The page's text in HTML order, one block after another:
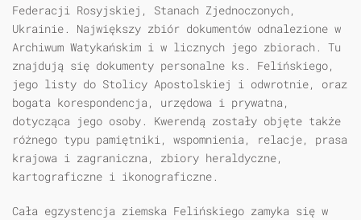
Federacji Rosyjskiej, Stanach Zjednoczonych,
Ukrainie. Największy zbiór dokumentów odnalezione w
Archiwum Watykańskim i w licznych jego zbiorach. Tu
znajdują się dokumenty personalne ks. Felińskiego,
jego listy do Stolicy Apostolskiej i odwrotnie, oraz
bogata korespondencja, urzędowa i prywatna,
dotycząca jego osoby. Kwerendą zostały objęte także
różnego typu pamiętniki, wspomnienia, relacje, prasa
krajowa i zagraniczna, zbiory heraldyczne,
kartograficzne i ikonograficzne.
Cała egzystencja ziemska Felińskiego zamyka się w